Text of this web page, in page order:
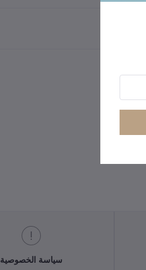
سياسة الخصوصية